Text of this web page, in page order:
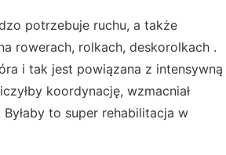
potrzebuje ruchu, a także
rowerach, rolkach, deskorolkach .
i tak jest powiązana z intensywną
koordynację, wzmacniał
to super rehabilitacja w